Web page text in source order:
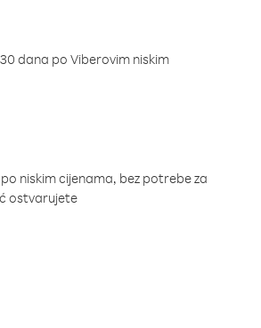
dana po Viberovim niskim
niskim cijenama, bez potrebe za
ostvarujete